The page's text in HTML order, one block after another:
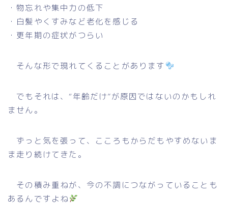
・物忘れや集中力の低下
・白髪やくすみなど老化を感じる
・更年期の症状がつらい
そんな形で現れてくることがあります
でもそれは、“年齢だけ”が原因ではないのかもしれ
ません。
ずっと気を張って、こころもからだもやすめないま
ま走り続けてきた。
その積み重ねが、今の不調につながっていることも
あるんですよね